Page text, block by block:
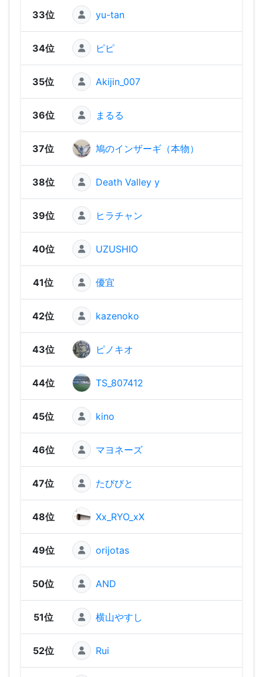
33位 yu-tan
34位 ピピ
35位 Akijin_007
36位 まるる
37位 鳩のインザーギ（本物）
38位 Death Valley y
39位 ヒラチャン
40位 UZUSHIO
41位 優宜
42位 kazenoko
43位 ピノキオ
44位 TS_807412
45位 kino
46位 マヨネーズ
47位 たびびと
48位 Xx_RYO_xX
49位 orijotas
50位 AND
51位 横山やすし
52位 Rui